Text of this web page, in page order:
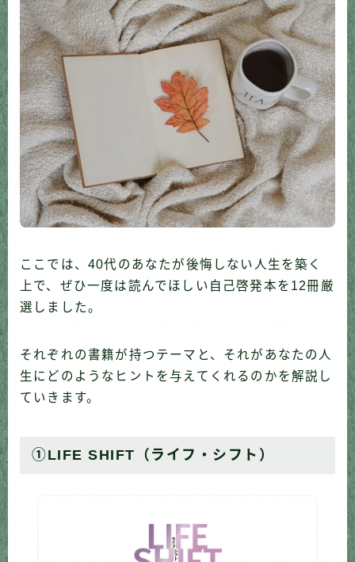
ここでは、40代のあなたが後悔しない人生を築く
上で、ぜひ一度は読んでほしい自己啓発本を12冊厳
選しました。
それぞれの書籍が持つテーマと、それがあなたの人
生にどのようなヒントを与えてくれるのかを解説し
ていきます。
①LIFE SHIFT（ライフ・シフト）